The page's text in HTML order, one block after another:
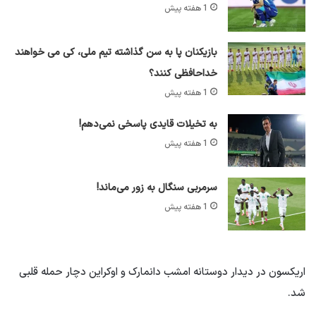
1 هفته پیش
بازیکنان پا به سن گذاشته تیم ملی، کی می خواهند
خداحافظی کنند؟
1 هفته پیش
به تخیلات قایدی پاسخی نمی‌دهم!
1 هفته پیش
سرمربی سنگال به زور می‌ماند!
1 هفته پیش
اریکسون در دیدار دوستانه امشب دانمارک و اوکراین دچار حمله قلبی
شد.